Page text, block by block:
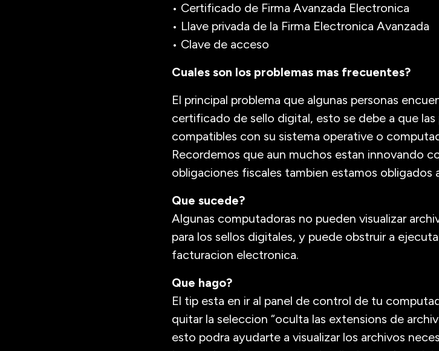
• Certificado de Firma Avanzada Electronica
• Llave privada de la Firma Electronica Avanzada
• Clave de acceso
Cuales son los problemas mas frecuentes?
El principal problema que algunas personas
certificado de sello digital, esto se debe a que
compatibles con su sistema operative o
Recordemos que aun muchos estan innovando
obligaciones fiscales tambien estamos obligados
Que sucede?
Algunas computadoras no pueden visualizar
para los sellos digitales, y puede obstruir a
facturacion electronica.
Que hago?
El tip esta en ir al panel de control de tu
quitar la seleccion “oculta las extensions de
esto podra ayudarte a visualizar los archivos